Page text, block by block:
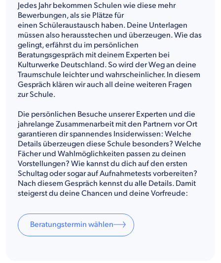
Jedes Jahr bekommen Schulen wie diese mehr
Bewerbungen, als sie Plätze für
einen Schüleraustausch haben. Deine Unterlagen
müssen also herausstechen und überzeugen. Wie das
gelingt, erfährst du im persönlichen
Beratungsgespräch mit deinem Experten bei
Kulturwerke Deutschland. So wird der Weg an deine
Traumschule leichter und wahrscheinlicher. In diesem
Gespräch klären wir auch all deine weiteren Fragen
zur Schule.
Die persönlichen Besuche unserer Experten und die
jahrelange Zusammenarbeit mit den Partnern vor Ort
garantieren dir spannendes Insiderwissen: Welche
Details überzeugen diese Schule besonders? Welche
Fächer und Wahlmöglichkeiten passen zu deinen
Vorstellungen? Wie kannst du dich auf den ersten
Schultag oder sogar auf Aufnahmetests vorbereiten?
Nach diesem Gespräch kennst du alle Details. Damit
steigerst du deine Chancen und deine Vorfreude:
Beratungstermin wählen